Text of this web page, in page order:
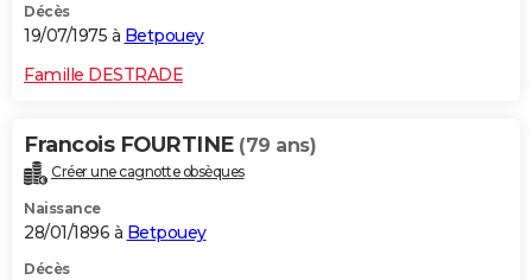
Décès
19/07/1975 à Betpouey
Famille DESTRADE
Francois FOURTINE (79 ans)
Créer une cagnotte obsèques
Naissance
28/01/1896 à Betpouey
Décès